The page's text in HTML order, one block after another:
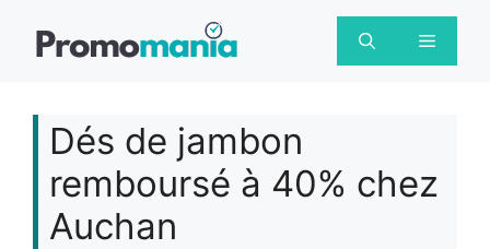
Menu
Dés de jambon
remboursé à 40% chez
Auchan